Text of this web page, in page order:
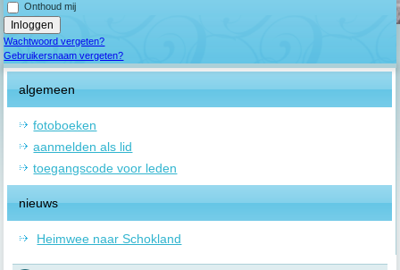
Onthoud mij
Wachtwoord vergeten?
Gebruikersnaam vergeten?
algemeen
fotoboeken
aanmelden als lid
toegangscode voor leden
nieuws
Heimwee naar Schokland